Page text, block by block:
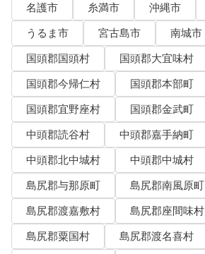
名護市
糸満市 沖縄市
うるま市
宮古島市
南城市
国頭郡国頭村
国頭郡大宜味村
国頭郡今帰仁村
国頭郡本部町
国頭郡宜野座村
国頭郡金武町
中頭郡読谷村
中頭郡嘉手納町
中頭郡北中城村
中頭郡中城村
島尻郡与那原町
島尻郡南風原町
島尻郡渡嘉敷村
島尻郡座間味村
島尻郡粟国村
島尻郡渡名喜村